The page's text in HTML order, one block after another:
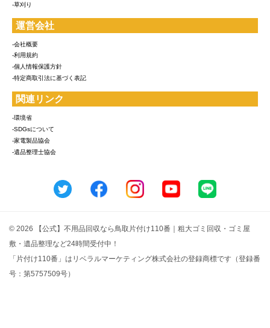
-草刈り
運営会社
-会社概要
-利用規約
-個人情報保護方針
-特定商取引法に基づく表記
関連リンク
-環境省
-SDGsについて
-家電製品協会
-遺品整理士協会
© 2026 【公式】不用品回収なら鳥取片付け110番｜粗大ゴミ回収・ゴミ屋
敷・遺品整理など24時間受付中！
「片付け110番」はリベラルマーケティング株式会社の登録商標です（登録番
号：第5757509号）